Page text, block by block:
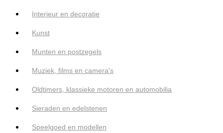
Interieur en decoratie
Kunst
Munten en postzegels
Muziek, films en camera's
Oldtimers, klassieke motoren en automobilia
Sieraden en edelstenen
Speelgoed en modellen